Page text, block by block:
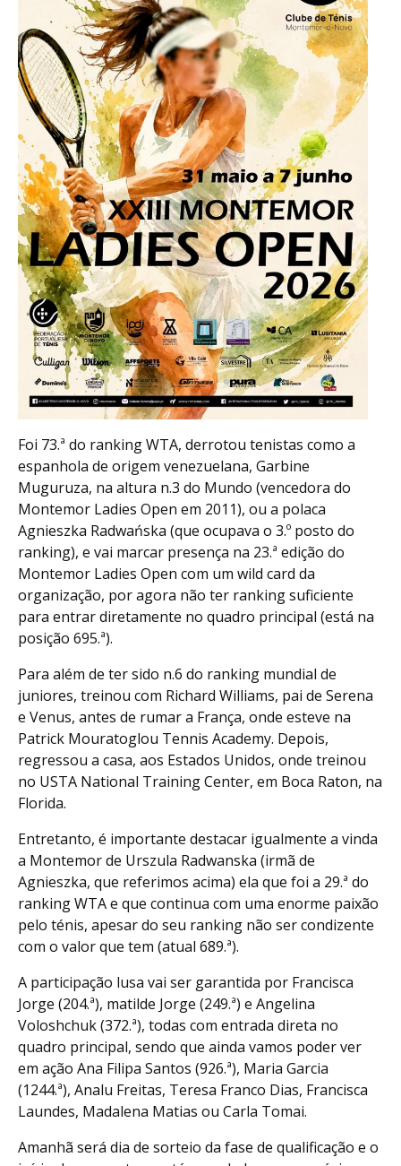
Foi 73.ª do ranking WTA, derrotou tenistas como a
espanhola de origem venezuelana, Garbine
Muguruza, na altura n.3 do Mundo (vencedora do
Montemor Ladies Open em 2011), ou a polaca
Agnieszka Radwańska (que ocupava o 3.º posto do
ranking), e vai marcar presença na 23.ª edição do
Montemor Ladies Open com um wild card da
organização, por agora não ter ranking suficiente
para entrar diretamente no quadro principal (está na
posição 695.ª).
Para além de ter sido n.6 do ranking mundial de
juniores, treinou com Richard Williams, pai de Serena
e Venus, antes de rumar a França, onde esteve na
Patrick Mouratoglou Tennis Academy. Depois,
regressou a casa, aos Estados Unidos, onde treinou
no USTA National Training Center, em Boca Raton, na
Florida.
Entretanto, é importante destacar igualmente a vinda
a Montemor de Urszula Radwanska (irmã de
Agnieszka, que referimos acima) ela que foi a 29.ª do
ranking WTA e que continua com uma enorme paixão
pelo ténis, apesar do seu ranking não ser condizente
com o valor que tem (atual 689.ª).
A participação lusa vai ser garantida por Francisca
Jorge (204.ª), matilde Jorge (249.ª) e Angelina
Voloshchuk (372.ª), todas com entrada direta no
quadro principal, sendo que ainda vamos poder ver
em ação Ana Filipa Santos (926.ª), Maria Garcia
(1244.ª), Analu Freitas, Teresa Franco Dias, Francisca
Laundes, Madalena Matias ou Carla Tomai.
Amanhã será dia de sorteio da fase de qualificação e o